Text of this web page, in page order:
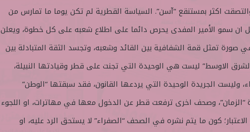
اكثر بمستنقع “آسن”. السياسة القطرية لم تكن يوما ما تمارس من
ان سمو الأمير المفدى يحرص دائما على اطلاع شعبه على كل خطوة، ويعلن
صورة تمثل قمة الشفافية بين القائد وشعبه، وتجسد الثقة المتبادلة بين
الاوسط” ليست هي الوحيدة التي تجنت على قطر وقيادتها النبيلة،
وليست الجريدة الوحيدة التي يردعها القانون، فقد سبقتها “الوطن”
“الزمان”، وصحف اخرى ترفعت قطر عن الدخول معها في مهاترات، او اللجوء
كون ما يتم نشره في الصحف “الصفراء” لا يستحق الرد عليه، او